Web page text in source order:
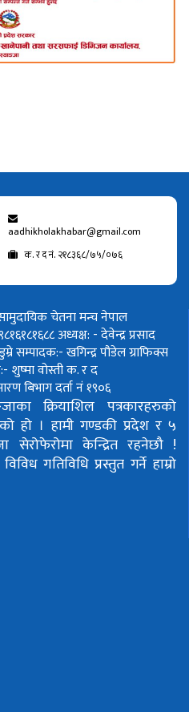
aadhikholakhabar@gmail.com
क. र द नं. २१८३६८/७५/०७६
चेतना मन्च नेपाल
अध्यक्ष: - देवेन्द्र प्रसाद
सम्पादक:- खगिन्द्र पौडेलग्राफिक्स
शुष्मा वोस्तीक. र द
बिभाग दर्ता नं १९०६
क्रियाशिल पत्रकारहरुको
हो । हामी गण्डकी प्रदेश र ५
सेरोफेरोमा केन्द्रित रहनेछौ !
गतिविधि प्रस्तुत गर्ने हाम्रो